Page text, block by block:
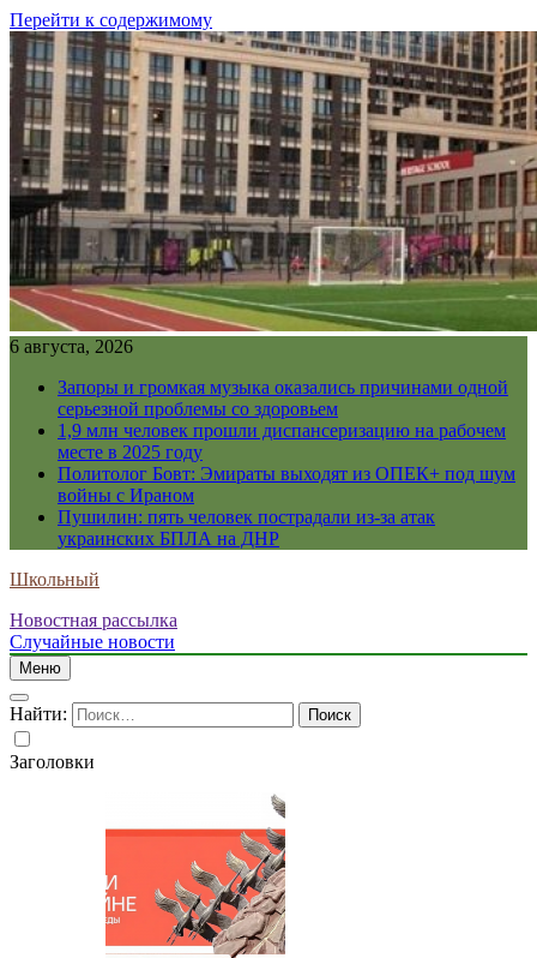
Перейти к содержимому
6 августа, 2026
Запоры и громкая музыка оказались причинами одной
серьезной проблемы со здоровьем
1,9 млн человек прошли диспансеризацию на рабочем
месте в 2025 году
Политолог Бовт: Эмираты выходят из ОПЕК+ под шум
войны с Ираном
Пушилин: пять человек пострадали из-за атак
украинских БПЛА на ДНР
Школьный
Новостная рассылка
Случайные новости
Меню
Найти:
Заголовки